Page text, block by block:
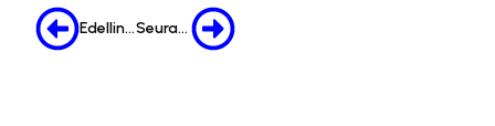
Edellinen Seuraava